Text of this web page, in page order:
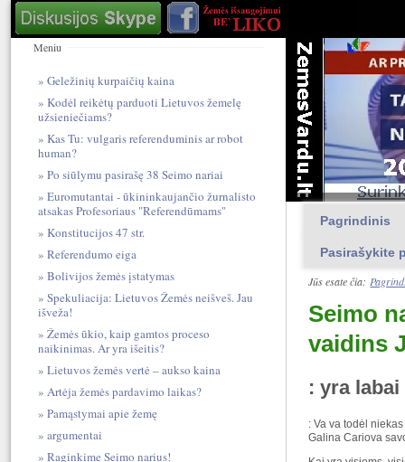
Pagrindinis
Pasirašykite
Jūs esate čia:
Seimo
vaidins
: yra
: Va va todėl
Galina Cariova
Meniu
Geležinių kurpaičių kaina
Kodėl reikėtų parduoti Lietuvos žemelę
užsieniečiams?
Kas Tu: vulgari​s referendum​inis ar robot
human?
Po siūlymu pasirašę 38 Seimo nariai
Euromutantai - ūkininkaujančio žurnalisto
atsakas Profesoriaus "Referendūmams"
Konstitucijos 47 str.
Referendumo eiga
Bolivijos žemės įstatymas
Spekuliacija: Lietuvos Žemės neišveš. Jau
išveža!
Žemės ūkio, kaip gamtos proceso
naikinimas. Ar yra išeitis?
Lietuvos žemės vertė – aukso kaina
Artėja žemės pardavimo laikas?
Pamąstymai apie žemę
argumentai
Raginkime Seimo narius!